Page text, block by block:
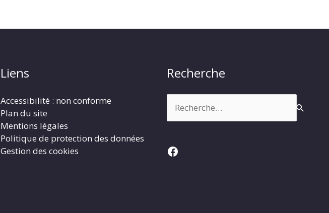
Liens
Accessibilité : non conforme
Plan du site
Mentions légales
Politique de protection des données
Gestion des cookies
Recherche
Facebook